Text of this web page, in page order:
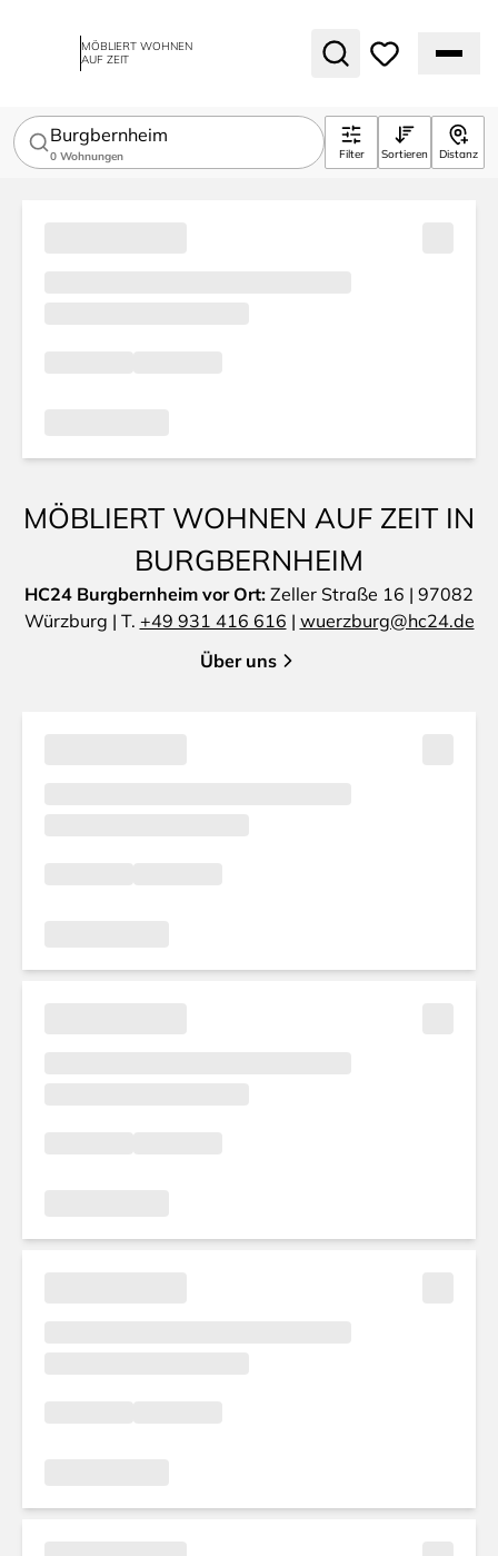
MÖBLIERT WOHNEN
AUF ZEIT
Burgbernheim
0 Wohnungen Filter Sortieren Distanz
MÖBLIERT WOHNEN AUF ZEIT IN
BURGBERNHEIM
HC24 Burgbernheim vor Ort: Zeller Straße 16 | 97082
Würzburg | T. +49 931 416 616 | wuerzburg@hc24.de
Über uns